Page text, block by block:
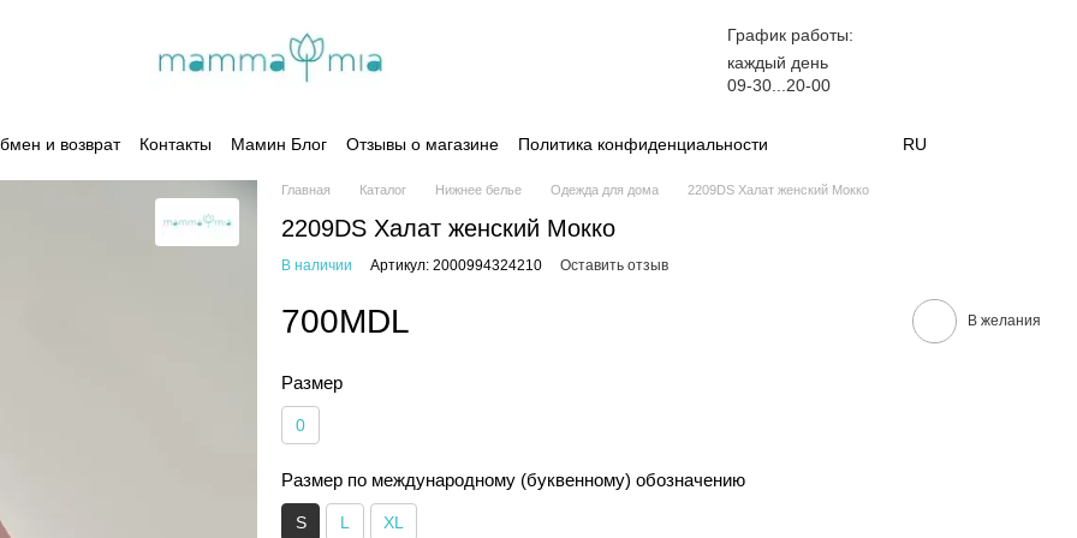
График работы:
каждый день
09-30...20-00
и возврат Контакты Мамин Блог Отзывы о магазине Политика конфиденциальности RU
Главная Каталог Нижнее белье Одежда для дома 2209DS Халат женский Мокко
2209DS Халат женский Мокко
В наличии Артикул: 2000994324210 Оставить отзыв
700MDL В желания
Размер
0
Размер по международному (буквенному) обозначению
S L XL